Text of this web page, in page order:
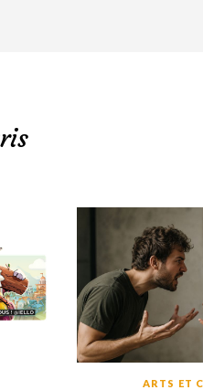
ARTS ET